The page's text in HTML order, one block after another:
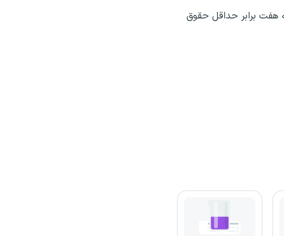
مانند سال‌های گذشته هفت برابر حداقل حقوق